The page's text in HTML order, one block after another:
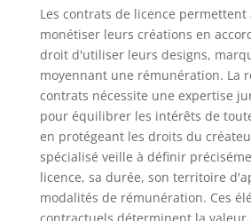
Les contrats de licence permettent
monétiser leurs créations en
droit d'utiliser leurs designs,
moyennant une rémunération. La
contrats nécessite une expertise
pour équilibrer les intérêts de
en protégeant les droits du
spécialisé veille à définir
licence, sa durée, son territoire
modalités de rémunération. Ces